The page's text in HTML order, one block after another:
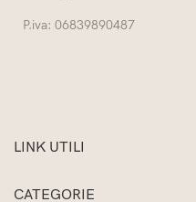
P.iva: 06839890487
LINK UTILI
CATEGORIE